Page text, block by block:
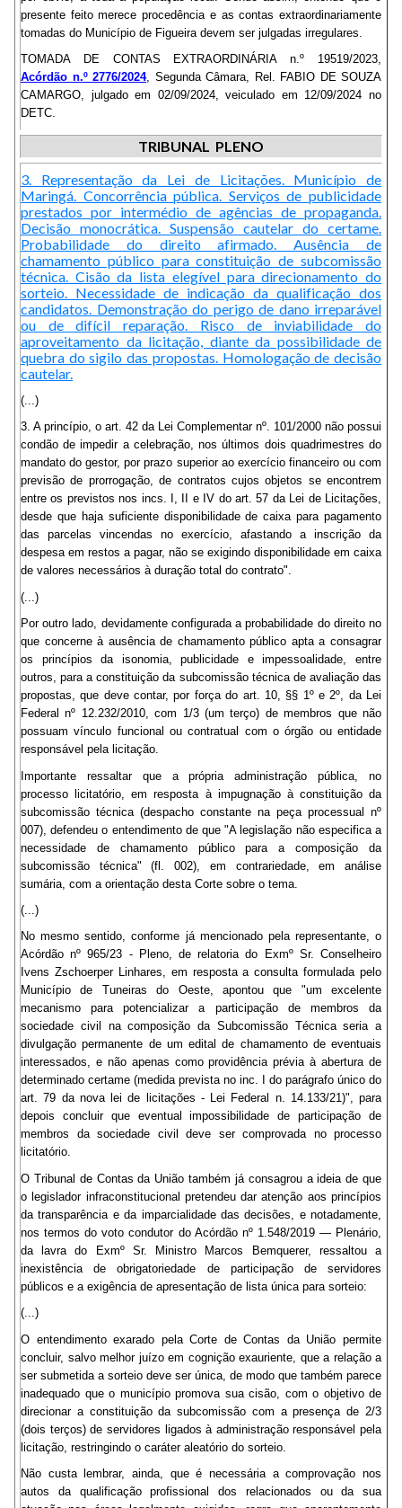
presente feito merece procedência e as contas extraordinariamente
tomadas do Município de Figueira devem ser julgadas irregulares.
TOMADA DE CONTAS EXTRAORDINÁRIA n.º 19519/2023,
Acórdão n.º 2776/2024, Segunda Câmara, Rel. FABIO DE SOUZA
CAMARGO, julgado em 02/09/2024, veiculado em 12/09/2024 no
DETC.
TRIBUNAL PLENO
3. Representação da Lei de Licitações. Município de
Maringá. Concorrência pública. Serviços de publicidade
prestados por intermédio de agências de propaganda.
Decisão monocrática. Suspensão cautelar do certame.
Probabilidade do direito afirmado. Ausência de
chamamento público para constituição de subcomissão
técnica. Cisão da lista elegível para direcionamento do
sorteio. Necessidade de indicação da qualificação dos
candidatos. Demonstração do perigo de dano irreparável
ou de difícil reparação. Risco de inviabilidade do
aproveitamento da licitação, diante da possibilidade de
quebra do sigilo das propostas. Homologação de decisão
cautelar.
(...)
3. A princípio, o art. 42 da Lei Complementar nº. 101/2000 não possui
condão de impedir a celebração, nos últimos dois quadrimestres do
mandato do gestor, por prazo superior ao exercício financeiro ou com
previsão de prorrogação, de contratos cujos objetos se encontrem
entre os previstos nos incs. I, II e IV do art. 57 da Lei de Licitações,
desde que haja suficiente disponibilidade de caixa para pagamento
das parcelas vincendas no exercício, afastando a inscrição da
despesa em restos a pagar, não se exigindo disponibilidade em caixa
de valores necessários à duração total do contrato".
(...)
Por outro lado, devidamente configurada a probabilidade do direito no
que concerne à ausência de chamamento público apta a consagrar
os princípios da isonomia, publicidade e impessoalidade, entre
outros, para a constituição da subcomissão técnica de avaliação das
propostas, que deve contar, por força do art. 10, §§ 1º e 2º, da Lei
Federal nº 12.232/2010, com 1/3 (um terço) de membros que não
possuam vínculo funcional ou contratual com o órgão ou entidade
responsável pela licitação.
Importante ressaltar que a própria administração pública, no
processo licitatório, em resposta à impugnação à constituição da
subcomissão técnica (despacho constante na peça processual nº
007), defendeu o entendimento de que "A legislação não especifica a
necessidade de chamamento público para a composição da
subcomissão técnica" (fl. 002), em contrariedade, em análise
sumária, com a orientação desta Corte sobre o tema.
(...)
No mesmo sentido, conforme já mencionado pela representante, o
Acórdão nº 965/23 - Pleno, de relatoria do Exmº Sr. Conselheiro
Ivens Zschoerper Linhares, em resposta a consulta formulada pelo
Município de Tuneiras do Oeste, apontou que "um excelente
mecanismo para potencializar a participação de membros da
sociedade civil na composição da Subcomissão Técnica seria a
divulgação permanente de um edital de chamamento de eventuais
interessados, e não apenas como providência prévia à abertura de
determinado certame (medida prevista no inc. I do parágrafo único do
art. 79 da nova lei de licitações - Lei Federal n. 14.133/21)", para
depois concluir que eventual impossibilidade de participação de
membros da sociedade civil deve ser comprovada no processo
licitatório.
O Tribunal de Contas da União também já consagrou a ideia de que
o legislador infraconstitucional pretendeu dar atenção aos princípios
da transparência e da imparcialidade das decisões, e notadamente,
nos termos do voto condutor do Acórdão nº 1.548/2019 — Plenário,
da lavra do Exmº Sr. Ministro Marcos Bemquerer, ressaltou a
inexistência de obrigatoriedade de participação de servidores
públicos e a exigência de apresentação de lista única para sorteio:
(...)
O entendimento exarado pela Corte de Contas da União permite
concluir, salvo melhor juízo em cognição exauriente, que a relação a
ser submetida a sorteio deve ser única, de modo que também parece
inadequado que o município promova sua cisão, com o objetivo de
direcionar a constituição da subcomissão com a presença de 2/3
(dois terços) de servidores ligados à administração responsável pela
licitação, restringindo o caráter aleatório do sorteio.
Não custa lembrar, ainda, que é necessária a comprovação nos
autos da qualificação profissional dos relacionados ou da sua